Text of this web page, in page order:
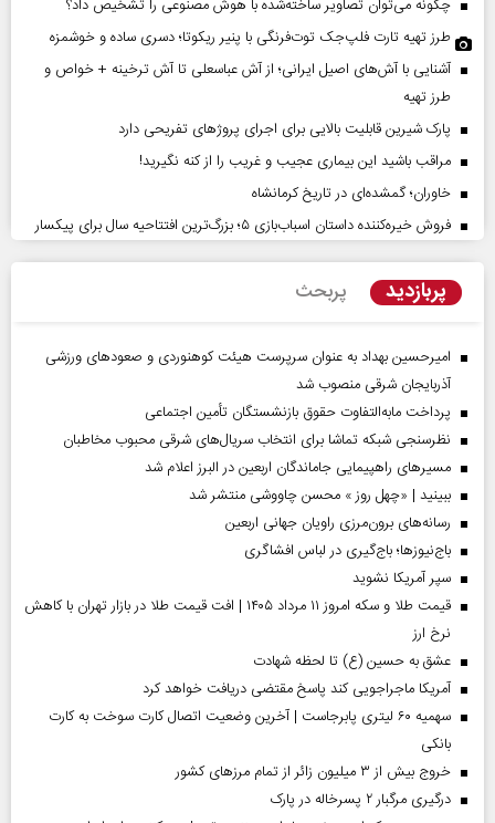
چگونه می‌توان تصاویر ساخته‌شده با هوش مصنوعی را تشخیص داد؟
طرز تهیه تارت فلپ‌جک توت‌فرنگی با پنیر ریکوتا؛ دسری ساده و خوشمزه
آشنایی با آش‌های اصیل ایرانی؛ از آش عباسعلی تا آش ترخینه + خواص و
طرز تهیه
پارک شیرین قابلیت‌ بالایی برای اجرای پروژهای تفریحی دارد
مراقب باشید این بیماری عجیب و غریب را از کنه نگیرید!
خاوران؛ گمشده‌ای در تاریخ کرمانشاه
فروش خیره‌کننده داستان اسباب‌بازی ۵؛ بزرگ‌ترین افتتاحیه سال برای پیکسار
پربازدید پربحث
امیرحسین بهداد به عنوان سرپرست هیئت کوهنوردی و صعودهای ورزشی
آذربایجان شرقی منصوب شد
پرداخت مابه‌التفاوت حقوق بازنشستگان تأمین اجتماعی
نظرسنجی شبکه تماشا برای انتخاب سریال‌های شرقی محبوب مخاطبان
مسیر‌های راهپیمایی جاماندگان اربعین در البرز اعلام شد
ببینید | «چهل روز » محسن چاووشی منتشر شد
رسانه‌های برون‌مرزی راویان جهانی اربعین
باج‌نیوزها؛ باج‌گیری در لباس افشاگری
سپر آمریکا نشوید
قیمت طلا و سکه امروز ۱۱ مرداد ۱۴۰۵ | افت قیمت طلا در بازار تهران با کاهش
نرخ ارز
عشق به حسین (ع) تا لحظه شهادت
آمریکا ماجراجویی کند پاسخ مقتضی دریافت خواهد کرد
سهمیه ۶۰ لیتری پابرجاست | آخرین وضعیت اتصال کارت سوخت به کارت
بانکی
خروج بیش از ۳ میلیون زائر از تمام مرز‌های کشور
درگیری مرگبار ۲ پسرخاله در پارک